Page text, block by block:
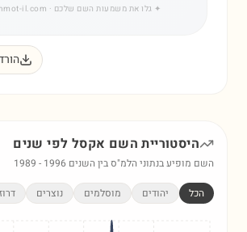
✦ גלו את משמעות השם שלכם · www.shmot-il.com
היסטוריית השם אקסל לפי שנים
השם מופיע בנתוני הלמ"ס בין השנים 1989 - 1996
הכל יהודים מוסלמים נוצרים